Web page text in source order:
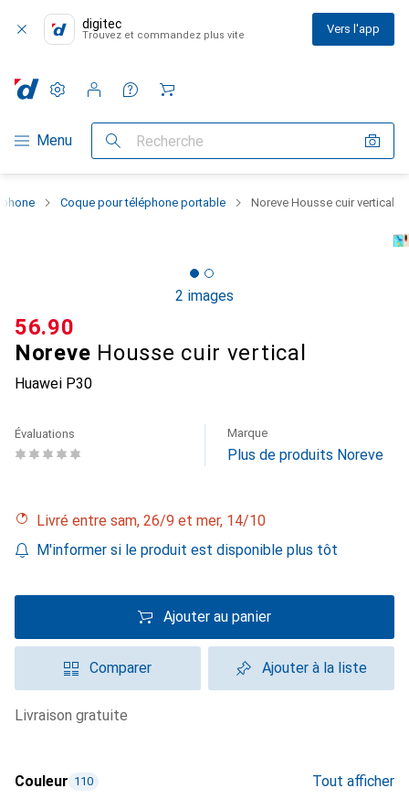
digitec
Trouvez et commandez plus vite Vers l'app
Navigation par catégorie
Menu Recherche
Paramètres
Compte client
Listes de comparaison
Listes d'envies
Panier
Coque pour téléphone portable Noreve Housse cuir vertical
2 images
Noreve Housse cuir vertical
Huawei P30
CHF
56.90
Évaluations Marque
Plus de produits Noreve
Livré entre sam, 26/9 et mer, 14/10
M'informer si le produit est disponible plus tôt
Ajouter au panier
Comparer Ajouter à la liste
livraison gratuite
Couleur 110 Tout afficher